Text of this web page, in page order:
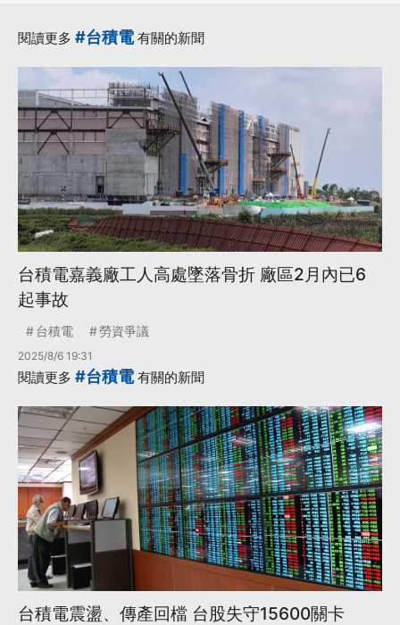
閱讀更多 #台積電有關的新聞
台積電嘉義廠工人高處墜落骨折 廠區2月內已6
起事故
台積電 勞資爭議
2025/8/6 19:31
閱讀更多 #台積電有關的新聞
台積電震盪、傳產回檔 台股失守15600關卡